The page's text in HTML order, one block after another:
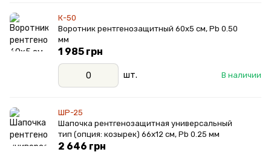
К-50
Воротник рентгенозащитный 60х5 см, Pb 0.50
мм
В наличии
1 985 грн
шт.
ШР-25
Шапочка рентгенозащитная универсальный
тип (опция: козырек) 66х12 см, Pb 0.25 мм
2 646 грн